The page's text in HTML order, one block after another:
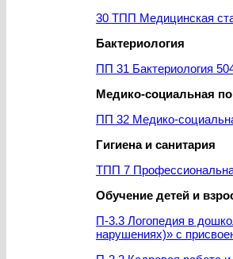
30 ТПП Медицинская
Бактериология
ПП 31 Бактериология
Медико-социальная
ПП 32 Медико-
Гигиена и санитария
ТПП 7
Обучение детей и
П-3.3 Логопедия в
нарушениях)» с